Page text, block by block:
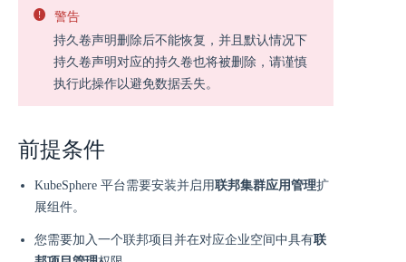
警告
持久卷声明删除后不能恢复，并且默认情况下
持久卷声明对应的持久卷也将被删除，请谨慎
执行此操作以避免数据丢失。
前提条件
KubeSphere 平台需要安装并启用联邦集群应用管理扩
展组件。
您需要加入一个联邦项目并在对应企业空间中具有联